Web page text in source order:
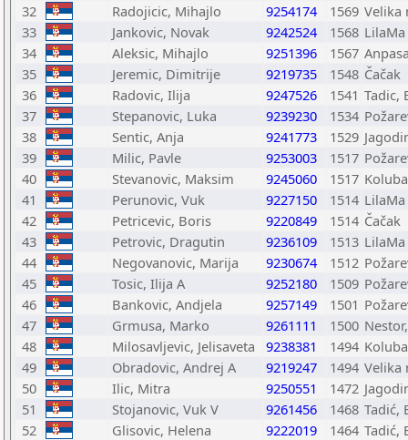
32
Radojicic, Mihajlo 9254174 1569 Velika
33
Jankovic, Novak 9242524 1568
34
Aleksic, Mihajlo 9251396 1567
35
Jeremic, Dimitrije 9219735 1548 Čačak
36
Radovic, Ilija 9247526 1541 Tadic,
37
Stepanovic, Luka 9239230 1534
38
Sentic, Anja 9241773 1529
39
Milic, Pavle 9253003 1517
40
Stevanovic, Maksim 9245060 1517
41
Perunovic, Vuk 9227150 1514
42
Petricevic, Boris 9220849 1514 Čačak
43
Petrovic, Dragutin 9236109 1513
44
Negovanovic, Marija 9230674 1512
45
Tosic, Ilija A 9252180 1509
46
Bankovic, Andjela 9257149 1501
47
Grmusa, Marko 9261111 1500
48
Milosavljevic, Jelisaveta 9238381 1494
49
Obradovic, Andrej A 9219247 1494 Velika
50
Ilic, Mitra 9250551 1472
51
Stojanovic, Vuk V 9261456 1468 Tadić,
52
Glisovic, Helena 9222019 1464 Tadić,